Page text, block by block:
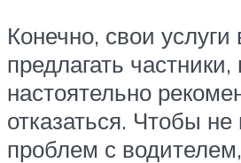
Конечно, свои услуги
предлагать
настоятельно
отказаться. Чтобы не
проблем с